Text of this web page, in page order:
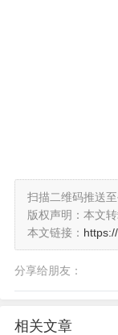
扫描二维码推送至
版权声明：本文
本文链接：
分享给朋友：
相关文章